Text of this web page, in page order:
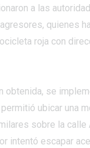
a las
quienes
roja con
obtenida, se
ubicar una
sobre la calle
intentó escapar